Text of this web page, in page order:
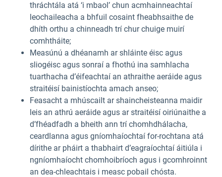
thráchtála atá ‘i mbaol’ chun acmhainneachtaí
leochaileacha a bhfuil cosaint fheabhsaithe de
dhíth orthu a chinneadh trí chur chuige muirí
comhtháite;
Measúnú a dhéanamh ar shláinte éisc agus
sliogéisc agus sonraí a fhothú ina samhlacha
tuarthacha d’éifeachtaí an athraithe aeráide agus
straitéisí bainistíochta amach anseo;
Feasacht a mhúscailt ar shaincheisteanna maidir
leis an athrú aeráide agus ar straitéisí oiriúnaithe a
d’fhéadfadh a bheith ann trí chomhdhálacha,
ceardlanna agus gníomhaíochtaí for-rochtana atá
dírithe ar pháirt a thabhairt d’eagraíochtaí áitiúla i
ngníomhaíocht chomhoibríoch agus i gcomhroinnt
an dea-chleachtais i measc pobail chósta.